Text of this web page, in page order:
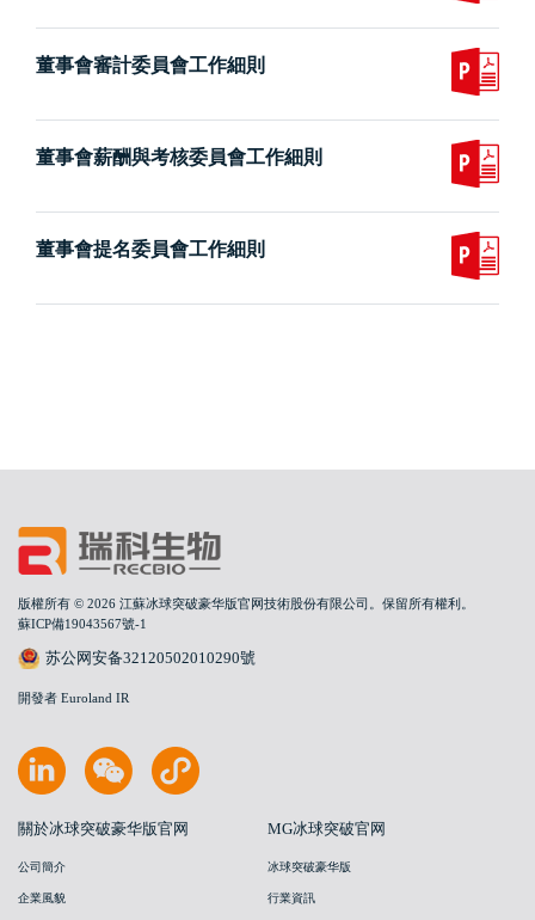
董事會審計委員會工作細則
董事會薪酬與考核委員會工作細則
董事會提名委員會工作細則
版權所有 © 2026 江蘇冰球突破豪华版官网技術股份有限公司。保留所有權利。
蘇ICP備19043567號-1
苏公网安备32120502010290號
開發者 Euroland IR
關於冰球突破豪华版官网
公司簡介
企業風貌
MG冰球突破官网
冰球突破豪华版
行業資訊